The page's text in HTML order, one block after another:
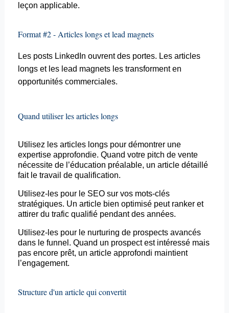
leçon applicable.
Format #2 - Articles longs et lead magnets
Les postsLinkedIn ouvrent des portes. Les articles
longs et les lead magnets les transforment en
opportunités commerciales.
Quand utiliser les articles longs
Utilisez les articles longs pour démontrer une
expertise approfondie. Quand votre pitch de vente
nécessite de l’éducation préalable, un article détaillé
faitle travail de qualification.
Utilisez-les pour le SEO sur vos mots-clés
stratégiques. Un article bien optimisé peut rankeret
attirer du trafic qualifié pendant des années.
Utilisez-les pour le nurturing de prospects avancés
dans le funnel . Quand un prospect est intéressé mais
pas encore prêt, un article approfondi maintient
l’engagement.
Structure d'un article qui convertit